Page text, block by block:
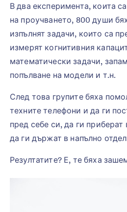
В два експеримента, коита
на проучването, 800 души
изпълнят задачи, които са
измерят когнитивния
математически задачи,
попълване на модели и т.н.
След това групите бяха
техните телефони и да ги
пред себе си, да ги
да ги държат в напълно
Резултатите? Е, те бяха